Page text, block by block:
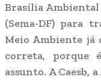
Brasília Ambiental
(Sema-DF) para
Meio Ambiente já
correta, porque
assunto. A Caesb,